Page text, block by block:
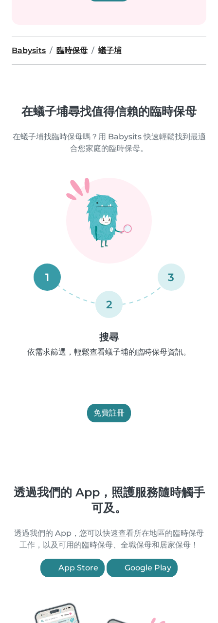
Babysits 臨時保母 蟻子埔
在蟻子埔尋找值得信賴的臨時保母
在蟻子埔找臨時保母嗎？用 Babysits 快速輕鬆找到最適
合您家庭的臨時保母。
1
2
3
搜尋
依需求篩選，輕鬆查看蟻子埔的臨時保母資訊。
免費註冊
透過我們的 App，照護服務隨時觸手
可及。
透過我們的 App，您可以快速查看所在地區的臨時保母
工作，以及可用的臨時保母、全職保母和居家保母！
App Store Google Play